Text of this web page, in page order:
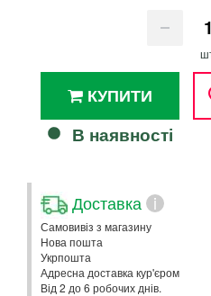
КУПИТИ
В наявності
Доставка i
Самовивіз з магазину
Нова пошта
Укрпошта
Адресна доставка кур'єром
Від 2 до 6 робочих днів.